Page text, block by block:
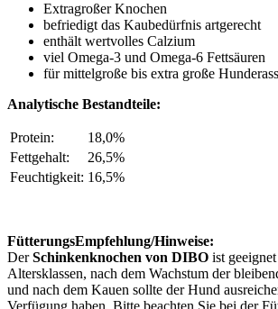
Extragroßer Knochen
befriedigt das Kaubedürfnis artgerecht
enthält wertvolles Calzium
viel Omega-3 und Omega-6 Fettsäuren
für mittelgroße bis extra große
Analytische Bestandteile:
Protein:
18,0%
Fettgehalt:
26,5%
Feuchtigkeit: 16,5%
FütterungsEmpfehlung/Hinweise:
DerSchinkenknochen von DIBO ist
Altersklassen, nach dem Wachstum der
und nach dem Kauen sollte der Hund
Verfügung haben. Bitte beachten Sie bei der